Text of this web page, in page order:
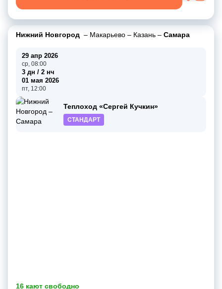
Нижний Новгород – Макарьево – Казань – Самара
29 апр 2026
ср, 08:00
3 дн / 2 нч
01 мая 2026
пт, 12:00
Теплоход «Сергей Кучкин»
СТАНДАРТ
16 кают свободно